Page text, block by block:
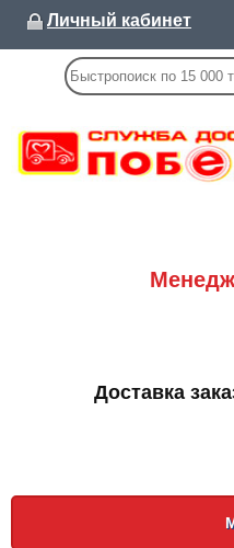
Личный кабинет
Доставка